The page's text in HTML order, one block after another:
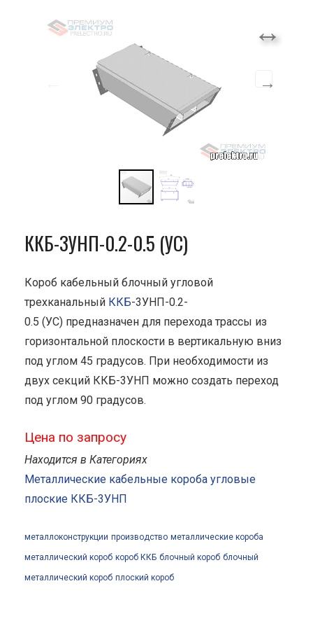
ККБ-3УНП-0.2-0.5 (УС)
Короб кабельный блочный угловой
трехканальный ККБ-3УНП-0.2-
0.5 (УС) предназначен для перехода трассы из
горизонтальной плоскости в вертикальную вниз
под углом 45 градусов. При необходимости из
двух секций ККБ-3УНП можно создать переход
под углом 90 градусов.
Цена по запросу
Находится в Категориях
Металлические кабельные короба угловые
плоские ККБ-3УНП
металлоконструкции производство металлические короба
металлический короб короб ККБ блочный короб блочный
металлический короб плоский короб